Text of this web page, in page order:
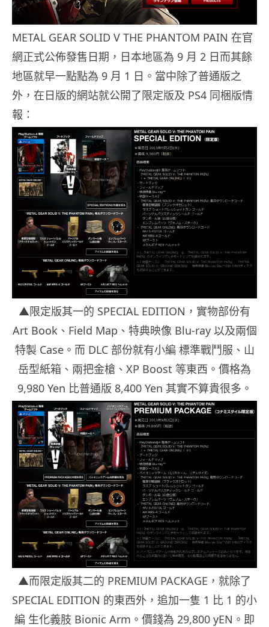
METAL GEAR SOLID V THE PHANTOM PAIN 在官
網正式公佈發售日期，日本地區為 9 月 2 日而其餘
地區就早一點點為 9 月 1 日。當中除了普通版之
外，在日版的網站就公開了限定版及 PS4 同梱版情
報：
▲限定版其一的 SPECIAL EDITION，實物部份有
Art Book、Field Map、特典映像 Blu-ray 以及兩個
特製 Case。而 DLC 部份就有小編 標準戰鬥服、山
岳型紙箱、兩把金槍、XP Boost 等東西。價格為
9,980 Yen 比普通版 8,400 Yen 其實不算貴很多。
▲而限定版其二的 PREMIUM PACKAGE，就除了
SPECIAL EDITION 的東西外，追加一隻 1 比 1 的小
編 生化義肢 Bionic Arm。價錢為 29,800 yEN。即